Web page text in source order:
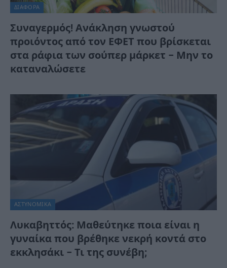
ΔΙΆΦΟΡΑ
Συναγερμός! Ανάκληση γνωστού
προιόντος από τον ΕΦΕΤ που βρίσκεται
στα ράφια των σούπερ μάρκετ – Μην το
καταναλώσετε
ΑΣΤΥΝΟΜΙΚΑ
Λυκαβηττός: Μαθεύτηκε ποια είναι η
γυναίκα που βρέθηκε νεκρή κοντά στο
εκκλησάκι – Τι της συνέβη;